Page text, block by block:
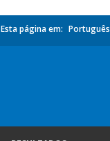
Esta página em: Português